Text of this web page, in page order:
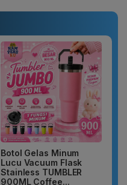
Botol Gelas Minum
Lucu Vacuum Flask
Stainless TUMBLER
900ML Coffee...